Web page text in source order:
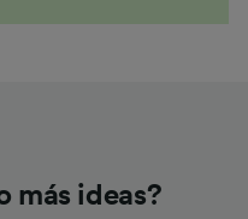
más ideas?